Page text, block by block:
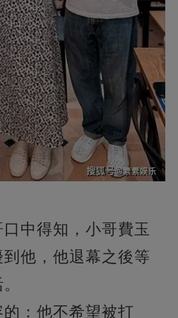
中得知，小哥費玉
他，他退幕之後等
：他不希望被打